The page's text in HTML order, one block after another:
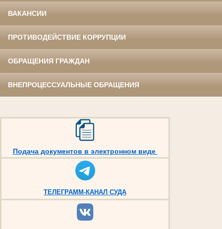
ВАКАНСИИ
ПРОТИВОДЕЙСТВИЕ КОРРУПЦИИ
ОБРАЩЕНИЯ ГРАЖДАН
ВНЕПРОЦЕССУАЛЬНЫЕ ОБРАЩЕНИЯ
Подача документов в электронном виде
ТЕЛЕГРАММ-КАНАЛ СУДА